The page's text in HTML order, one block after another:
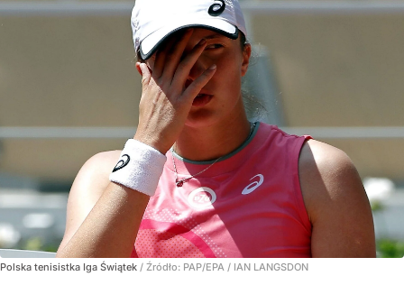
Polska tenisistka Iga Świątek / Źródło: PAP/EPA / IAN LANGSDON